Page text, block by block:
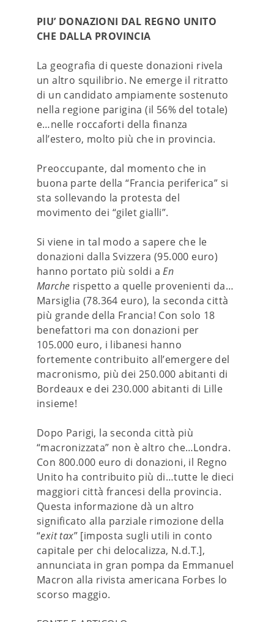
PIU’ DONAZIONI DAL REGNO UNITO
CHE DALLA PROVINCIA
La geografia di queste donazioni rivela
un altro squilibrio. Ne emerge il ritratto
di un candidato ampiamente sostenuto
nella regione parigina (il 56% del totale)
e…nelle roccaforti della finanza
all’estero, molto più che in provincia.
Preoccupante, dal momento che in
buona parte della “Francia periferica” si
sta sollevando la protesta del
movimento dei “gilet gialli”.
Si viene in tal modo a sapere che le
donazioni dalla Svizzera (95.000 euro)
hanno portato più soldi aEn
Marche rispetto a quelle provenienti da…
Marsiglia (78.364 euro), la seconda città
più grande della Francia! Con solo 18
benefattori ma con donazioni per
105.000 euro, i libanesi hanno
fortemente contribuito all’emergere del
macronismo, più dei 250.000 abitanti di
Bordeaux e dei 230.000 abitanti di Lille
insieme!
Dopo Parigi, la seconda città più
“macronizzata” non è altro che…Londra.
Con 800.000 euro di donazioni, il Regno
Unito ha contribuito più di…tutte le dieci
maggiori città francesi della provincia.
Questa informazione dà un altro
significato alla parziale rimozione della
“exit tax” [imposta sugli utili in conto
capitale per chi delocalizza, N.d.T.],
annunciata in gran pompa da Emmanuel
Macron alla rivista americana Forbes lo
scorso maggio.